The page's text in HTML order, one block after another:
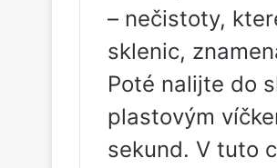
– nečistoty,
sklenic,
Poté nalijte do
plastovým
sekund. V tuto